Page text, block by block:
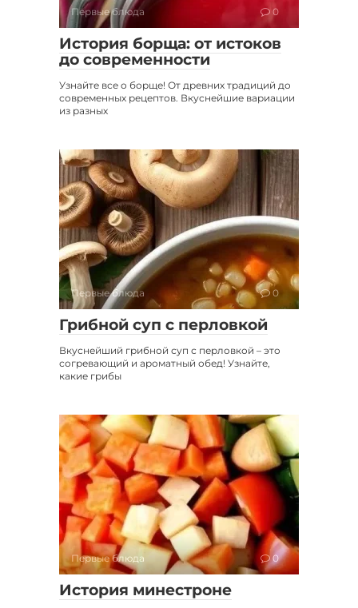
Первые блюда 0
История борща: от истоков
до современности
Узнайте все о борще! От древних традиций до
современных рецептов. Вкуснейшие вариации
из разных
Первые блюда 0
Грибной суп с перловкой
Вкуснейший грибной суп с перловкой – это
согревающий и ароматный обед! Узнайте,
какие грибы
Первые блюда 0
История минестроне